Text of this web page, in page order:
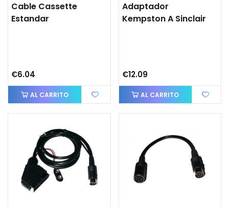
Cable Cassette
Estandar
€6.04
AL CARRITO
Adaptador
Kempston A Sinclair
€12.09
AL CARRITO